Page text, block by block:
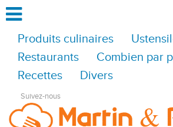
Produits culinaires
Restaurants
Combien par
Recettes
Divers
Suivez-nous